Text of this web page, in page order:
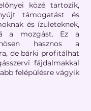
közé tartozik,
támogatást és
és ízületeknek,
a mozgást. Ez a
hasznos a
de bárki profitálhat
fájdalmakkal
felépülésre vágyik